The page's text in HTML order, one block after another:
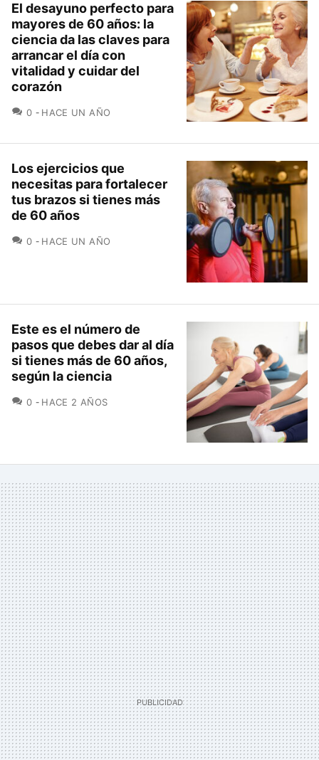
El desayuno perfecto para
mayores de 60 años: la
ciencia da las claves para
arrancar el día con
vitalidad y cuidar del
corazón
0 COMENTARIOS
HACE UN AÑO
Los ejercicios que
necesitas para fortalecer
tus brazos si tienes más
de 60 años
0 COMENTARIOS
HACE UN AÑO
Este es el número de
pasos que debes dar al día
si tienes más de 60 años,
según la ciencia
0 COMENTARIOS
HACE 2 AÑOS